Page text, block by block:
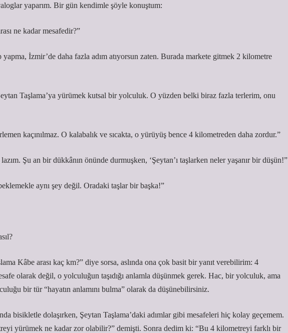
yaparım. Bir gün kendimle şöyle konuştum:
ne kadar mesafedir?”
İzmir’de daha fazla adım atıyorsun zaten. Burada markete gitmek 2 kilometre
Taşlama’ya yürümek kutsal bir yolculuk. O yüzden belki biraz fazla terlerim, onu
kaçınılmaz. O kalabalık ve sıcakta, o yürüyüş bence 4 kilometreden daha zordur.”
Şu an bir dükkânın önünde durmuşken, ‘Şeytan’ı taşlarken neler yaşanır bir düşün!”
aynı şey değil. Oradaki taşlar bir başka!”
Kâbe arası kaç km?” diye sorsa, aslında ona çok basit bir yanıt verebilirim: 4
olarak değil, o yolculuğun taşıdığı anlamla düşünmek gerek. Hac, bir yolculuk, ama
bir tür “hayatın anlamını bulma” olarak da düşünebilirsiniz.
bisikletle dolaşırken, Şeytan Taşlama’daki adımlar gibi mesafeleri hiç kolay geçemem.
yürümek ne kadar zor olabilir?” demişti. Sonra dedim ki: “Bu 4 kilometreyi farklı bir